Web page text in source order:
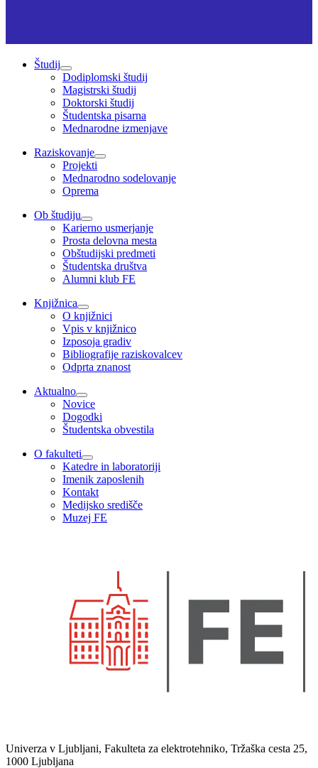
Študij
Dodiplomski študij
Magistrski študij
Doktorski študij
Študentska pisarna
Mednarodne izmenjave
Raziskovanje
Projekti
Mednarodno sodelovanje
Oprema
Ob študiju
Karierno usmerjanje
Prosta delovna mesta
Obštudijski predmeti
Študentska društva
Alumni klub FE
Knjižnica
O knjižnici
Vpis v knjižnico
Izposoja gradiv
Bibliografije raziskovalcev
Odprta znanost
Aktualno
Novice
Dogodki
Študentska obvestila
O fakulteti
Katedre in laboratoriji
Imenik zaposlenih
Kontakt
Medijsko središče
Muzej FE
Univerza v Ljubljani, Fakulteta za elektrotehniko, Tržaška cesta 25,
1000 Ljubljana